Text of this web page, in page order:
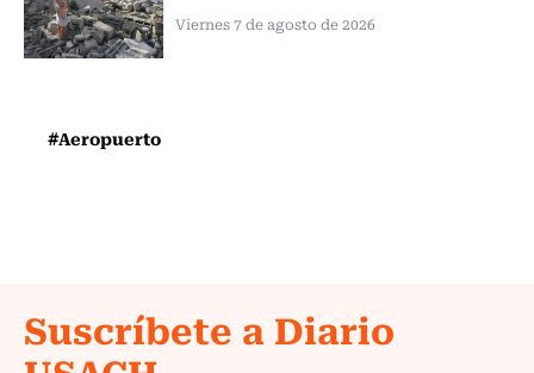
Viernes 7 de agosto de 2026
#Aeropuerto